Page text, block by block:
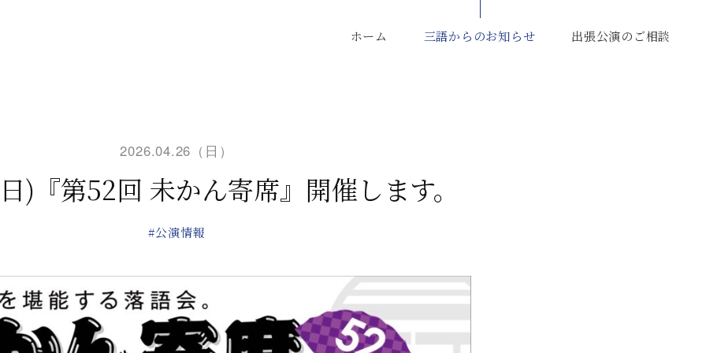
ホーム 三語からのお知らせ 出張公演のご相談
2026.04.26（日）
)『第52回 未かん寄席』開催します。
#公演情報